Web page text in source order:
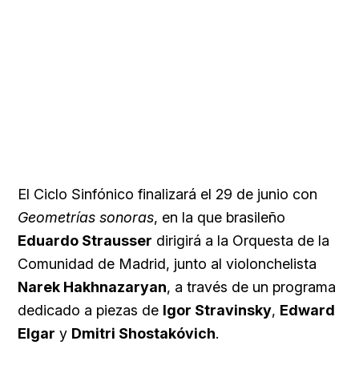
El Ciclo Sinfónico finalizará el 29 de junio con
Geometrías sonoras, en la que brasileño
Eduardo Strausser dirigirá a la Orquesta de la
Comunidad de Madrid, junto al violonchelista
Narek Hakhnazaryan, a través de un programa
dedicado a piezas de Igor Stravinsky, Edward
Elgar y Dmitri Shostakóvich.